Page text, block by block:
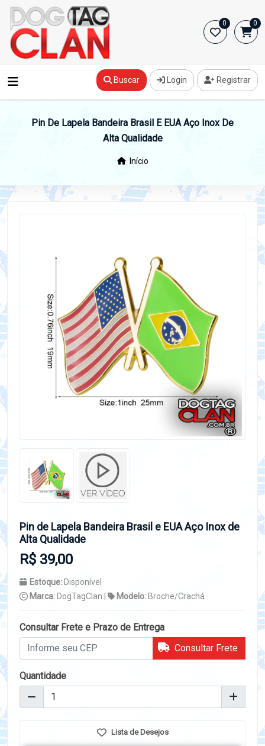
0 0
Buscar Login Registrar
Pin De Lapela Bandeira Brasil E EUA Aço Inox De
Alta Qualidade
Início
Pin de Lapela Bandeira Brasil e EUA Aço Inox de
Alta Qualidade
R$ 39,00
Estoque: Disponível
Marca: DogTagClan | Modelo: Broche/Crachá
Consultar Frete e Prazo de Entrega
Consultar Frete
Quantidade
Lista de Desejos